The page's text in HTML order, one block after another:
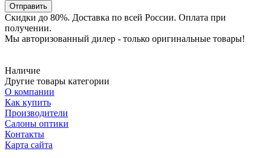
Отправить
Скидки до 80%. Доставка по всей России. Оплата при
получении.
Мы авторизованный дилер - только оригинальные товары!
Наличие
Другие товары категории
О компании
Как купить
Производители
Салоны оптики
Контакты
Карта сайта